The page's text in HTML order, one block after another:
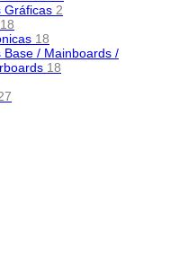
Gráficas 2
18
18
Base / Mainboards /
18